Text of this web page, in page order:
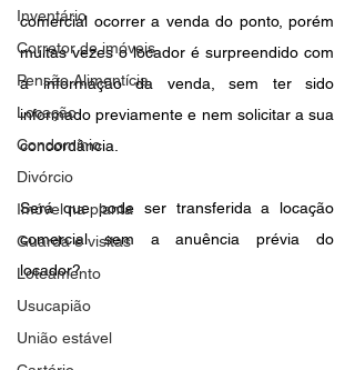
Inventário
Corretor de imóveis
Pensão Alimentícia
Locação
Condomínio
Divórcio
Imóvel na planta
Guarda e visitas
Loteamento
Usucapião
União estável
comercial ocorrer a venda do ponto, porém
muitas vezes o locador é surpreendido com
a informação da venda, sem ter sido
informado previamente e nem solicitar a sua
concordância.
Será que pode ser transferida a locação
comercial sem a anuência prévia do
locador?